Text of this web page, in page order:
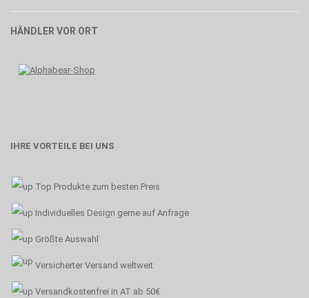
HÄNDLER VOR ORT
IHRE VORTEILE BEI UNS
Top Produkte zum besten Preis
Individuelles Design gerne auf Anfrage
Größte Auswahl
Versicherter Versand weltweit
Versandkostenfrei in AT ab 50€